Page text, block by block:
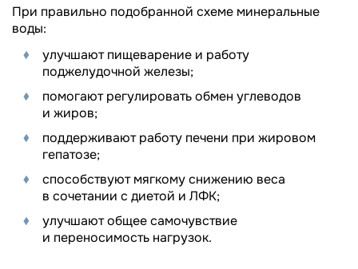
При правильно подобранной схеме минеральные
воды:
улучшают пищеварение и работу
поджелудочной железы;
помогают регулировать обмен углеводов
и жиров;
поддерживают работу печени при жировом
гепатозе;
способствуют мягкому снижению веса
в сочетании с диетой и ЛФК;
улучшают общее самочувствие
и переносимость нагрузок.